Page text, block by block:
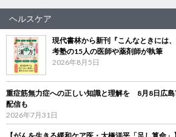
ヘルスケア
現代書林から新刊『こんなときには
考塾の15人の医師や薬剤師が執筆
2026年8月5日
重症筋無力症への正しい知識と理解を 8月8日広
配信も
2026年7月31日